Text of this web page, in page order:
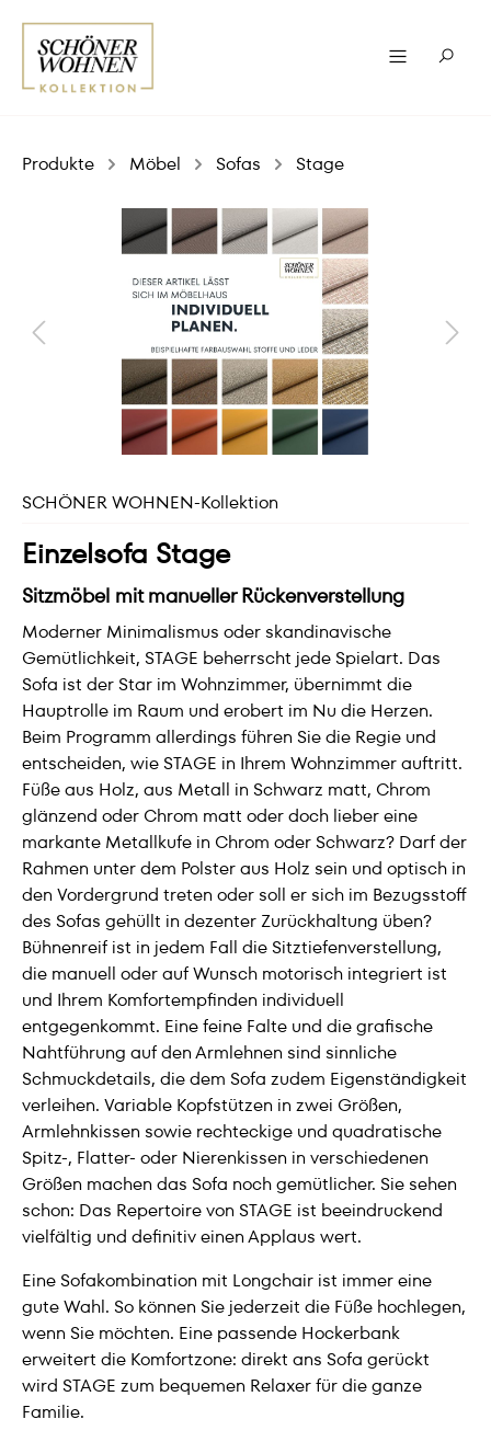
Produkte Möbel Sofas Stage
SCHÖNER WOHNEN-Kollektion
Einzelsofa Stage
Sitzmöbel mit manueller Rückenverstellung
Moderner Minimalismus oder skandinavische
Gemütlichkeit, STAGE beherrscht jede Spielart. Das
Sofa ist der Star im Wohnzimmer, übernimmt die
Hauptrolle im Raum und erobert im Nu die Herzen.
Beim Programm allerdings führen Sie die Regie und
entscheiden, wie STAGE in Ihrem Wohnzimmer auftritt.
Füße aus Holz, aus Metall in Schwarz matt, Chrom
glänzend oder Chrom matt oder doch lieber eine
markante Metallkufe in Chrom oder Schwarz? Darf der
Rahmen unter dem Polster aus Holz sein und optisch in
den Vordergrund treten oder soll er sich im Bezugsstoff
des Sofas gehüllt in dezenter Zurückhaltung üben?
Bühnenreif ist in jedem Fall die Sitztiefenverstellung,
die manuell oder auf Wunsch motorisch integriert ist
und Ihrem Komfortempfinden individuell
entgegenkommt. Eine feine Falte und die grafische
Nahtführung auf den Armlehnen sind sinnliche
Schmuckdetails, die dem Sofa zudem Eigenständigkeit
verleihen. Variable Kopfstützen in zwei Größen,
Armlehnkissen sowie rechteckige und quadratische
Spitz-, Flatter- oder Nierenkissen in verschiedenen
Größen machen das Sofa noch gemütlicher. Sie sehen
schon: Das Repertoire von STAGE ist beeindruckend
vielfältig und definitiv einen Applaus wert.
Eine Sofakombination mit Longchair ist immer eine
gute Wahl. So können Sie jederzeit die Füße hochlegen,
wenn Sie möchten. Eine passende Hockerbank
erweitert die Komfortzone: direkt ans Sofa gerückt
wird STAGE zum bequemen Relaxer für die ganze
Familie.